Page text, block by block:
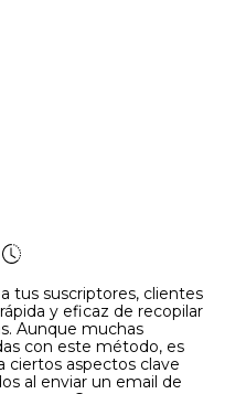
tus suscriptores, clientes
y eficaz de recopilar
Aunque muchas
con este método, es
aspectos clave
al enviar un email de